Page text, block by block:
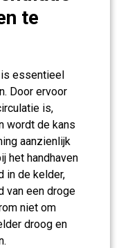
te
is essentieel
Door ervoor
is,
wordt de kans
aanzienlijk
het handhaven
in de kelder,
van een droge
niet om
droog en